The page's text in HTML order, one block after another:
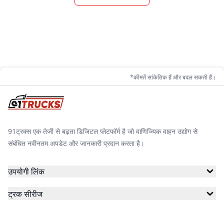
*कीमतें सांकेतिक हैं और बदल सकती हैं।
91ट्रक्स एक तेजी से बढ़ता डिजिटल प्लेटफॉर्म है जो वाणिज्यिक वाहन उद्योग से
संबंधित नवीनतम अपडेट और जानकारी प्रदान करता है।
उपयोगी लिंक
ट्रक सीरीज